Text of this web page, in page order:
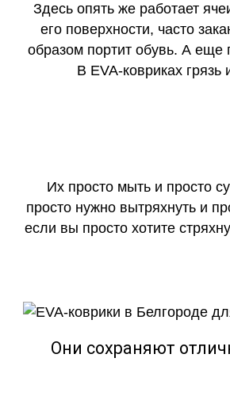
Здесь опять же работает
его поверхности, часто
образом портит обувь. А еще
В EVA-ковриках
Их просто мыть и просто
просто нужно вытряхнуть и
если вы просто хотите
Они сохраняют